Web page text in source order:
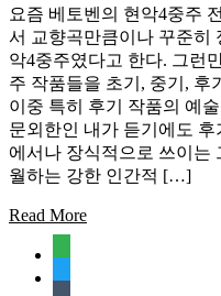
요즘 베토벤의 현악4중주
서 교향곡만큼이나 꾸준히
악4중주였다고 한다. 그런
주 작품들을 초기, 중기, 후
이중 특히 후기 작품의 예
문외한인 내가 듣기에도
에서나 장식적으로 쓰이는
월하는 강한 인간적 […]
Read More